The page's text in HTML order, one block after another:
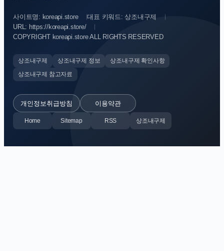
사이트명: koreapi.store
대표 키워드: 상조내구제
URL: https://koreapi.store/
COPYRIGHT koreapi.store ALL RIGHTS RESERVED
상조내구제 상조내구제 정보
상조내구제 확인사항
상조내구제 참고자료
개인정보취급방침 이용약관
Home Sitemap RSS 상조내구제